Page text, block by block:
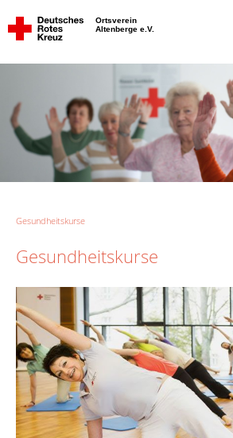
Ortsverein
Altenberge e.V.
Gesundheitskurse
Gesundheitskurse